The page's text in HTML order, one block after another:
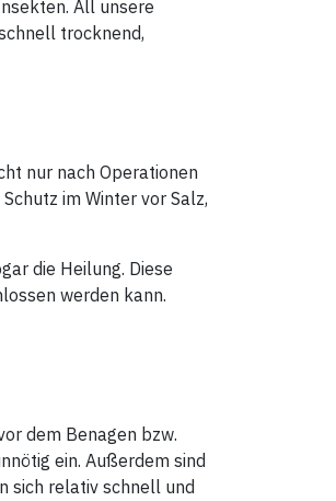
All unsere
trocknend,
nur nach Operationen
im Winter vor Salz,
die Heilung. Diese
werden kann.
dem Benagen bzw.
ein. Außerdem sind
sich relativ schnell und